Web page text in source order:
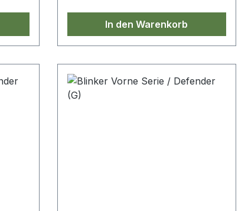
In den Warenkorb